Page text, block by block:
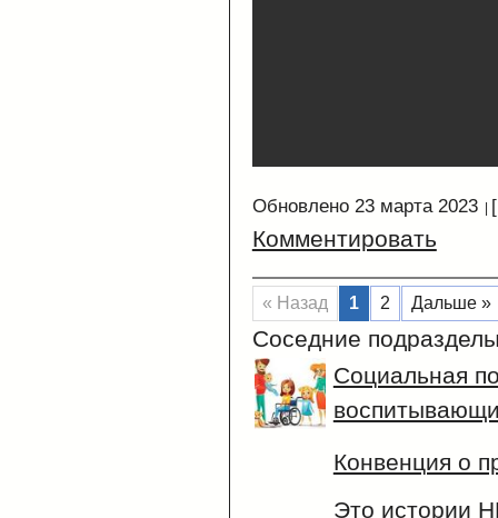
Обновлено 23 марта 2023
Комментировать
« Назад 1 2 Дальше »
Соседние
Социальная
Конвенция о
Это истории